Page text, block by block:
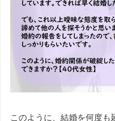
このように、結婚を何度